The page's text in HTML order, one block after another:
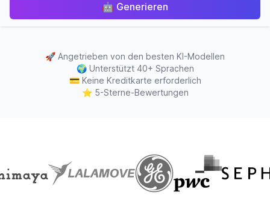
🤖 Generieren
🚀 Angetrieben von den besten KI-Modellen
🌍 Unterstützt 40+ Sprachen
💳 Keine Kreditkarte erforderlich
⭐ 5-Sterne-Bewertungen